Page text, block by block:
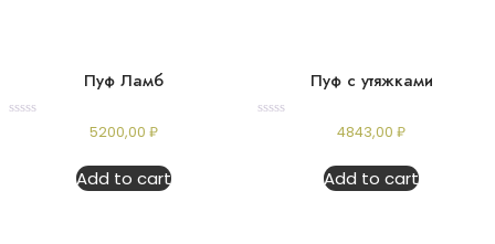
Пуф Ламб
5200,00 ₽
Add to cart
Пуф с утяжками
4843,00₽
Add to cart